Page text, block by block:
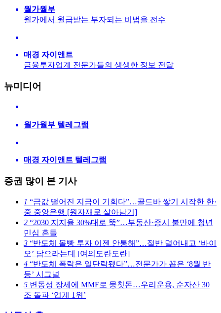
월가월부
월가에서 월급받는 부자되는 비법을 전수
매경 자이앤트
금융투자업계 전문가들의 생생한 정보 전달
뉴미디어
월가월부 텔레그램
매경 자이앤트 텔레그램
증권 많이 본 기사
1 “금값 떨어진 지금이 기회다”…골드바 쌓기 시작한 한·
중 중앙은행 [원자재로 살아남기]
2 “2030 지지율 30%대로 뚝”…부동산·증시 불만에 청년
민심 흔들
3 “반도체 몰빵 투자 이젠 안통해”…절반 덜어내고 ‘바이
오’ 담으라는데 [여의도란도란]
4 “반도체 폭락은 일단락됐다”…전문가가 꼽은 ‘8월 반
등’ 시그널
5 변동성 장세에 MMF로 뭉칫돈…우리운용, 순자산 30
조 돌파 ‘업계 1위’